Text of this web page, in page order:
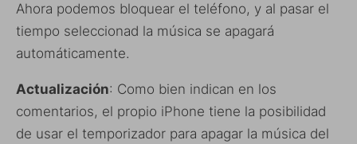
Ahora podemos bloquear el teléfono, y al pasar el
tiempo seleccionad la música se apagará
automáticamente.
Actualización: Como bien indican en los
comentarios, el propio iPhone tiene la posibilidad
de usar el temporizador para apagar la música del